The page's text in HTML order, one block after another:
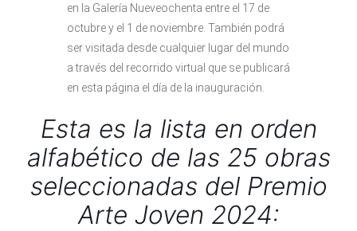
en la Galería Nueveochenta entre el 17 de
octubre y el 1 de noviembre. También podrá
ser visitada desde cualquier lugar del mundo
a través del recorrido virtual que se publicará
en esta página el día de la inauguración.
Esta es la lista en orden
alfabético de las 25 obras
seleccionadas del Premio
Arte Joven 2024: